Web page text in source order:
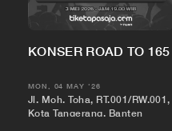
KONSER ROAD TO
MON, 04 MAY '26
Jl. Moh. Toha, RT.001/
Kota Tangerang, Banten